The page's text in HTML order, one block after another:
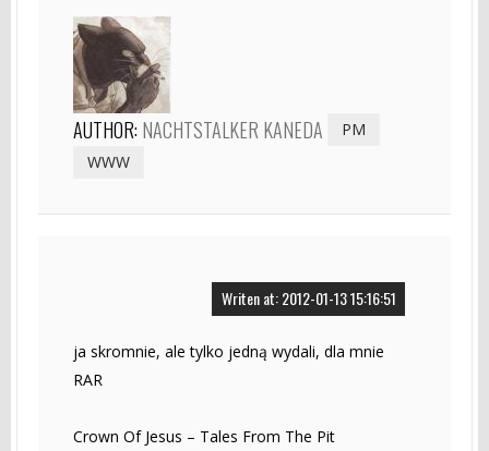
AUTHOR: NACHTSTALKER KANEDA
PM
WWW
Writen at: 2012-01-13 15:16:51
ja skromnie, ale tylko jedną wydali, dla mnie
RAR
Crown Of Jesus – Tales From The Pit